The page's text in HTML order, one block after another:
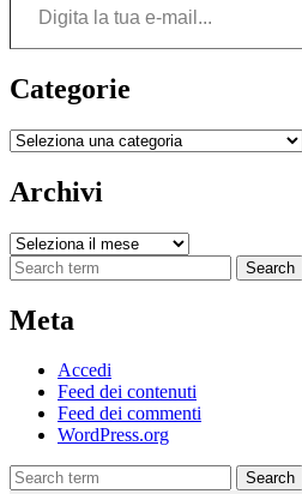
Categorie
Categorie
Archivi
Archivi
Search
Meta
Accedi
Feed dei contenuti
Feed dei commenti
WordPress.org
Search